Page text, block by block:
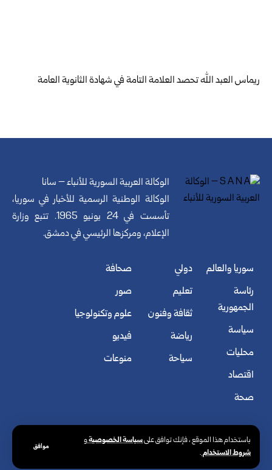
باستخدام هذا الموقع ، فإنك توافق علىسياسة الخصوصيةو
شروط الاستخدام.
موافق
ريماس العبد الله تحصد العلامة التامة في شهادة الثانوية العامة
الوكالة العربية السورية للأنباء – سانا
الوكالة الوطنية الرسمية للأخبار في سوريا،
تأسست في 24 يونيو 1965. تتبع وزارة
الإعلام، ومركزها الرئيسي في دمشق.
سوريا والعالم
رئاسة
الجمهورية
سياسة
محليات
اقتصاد
صحة
دولي
تعليم
ثقافة وفنون
رياضة
سياحة
صحافة
صور
علوم وتكنولوجيا
فيديو
منوعات
© الوكالة العربية السورية للأنباء. كافة الحقوق محفوظة.